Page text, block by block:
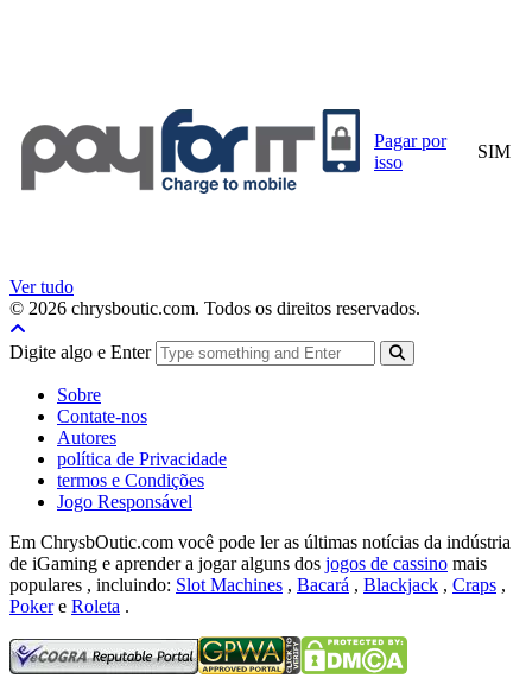
Pagar por
isso
SIM
Ver tudo
© 2026 chrysboutic.com. Todos os direitos reservados.
Digite algo e Enter
Sobre
Contate-nos
Autores
política de Privacidade
termos e Condições
Jogo Responsável
Em ChrysbOutic.com você pode ler as últimas notícias da indústria
de iGaming e aprender a jogar alguns dos jogos de cassino mais
populares , incluindo: Slot Machines , Bacará , Blackjack , Craps ,
Pokere Roleta .